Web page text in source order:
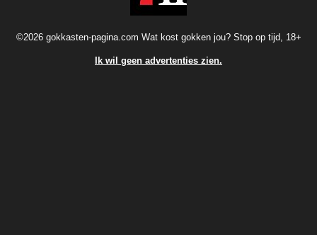
©2026 gokkasten-pagina.com Wat kost gokken jou? Stop op tijd, 18+
Ik wil geen advertenties zien.